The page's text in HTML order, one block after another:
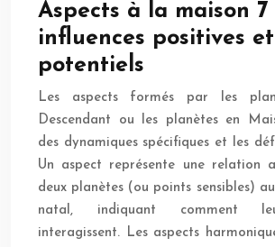
Aspects à la maison 7
influences positives
potentiels
Les aspects formés par les
Descendant ou les planètes en
des dynamiques spécifiques et les
Un aspect représente une relation
deux planètes (ou points sensibles)
natal, indiquant comment
interagissent. Les aspects